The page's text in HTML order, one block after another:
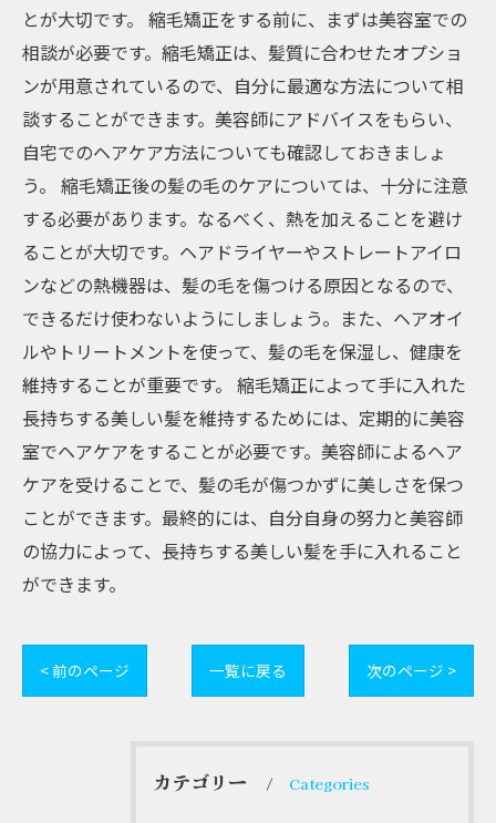
とが大切です。 縮毛矯正をする前に、まずは美容室での
相談が必要です。縮毛矯正は、髪質に合わせたオプショ
ンが用意されているので、自分に最適な方法について相
談することができます。美容師にアドバイスをもらい、
自宅でのヘアケア方法についても確認しておきましょ
う。 縮毛矯正後の髪の毛のケアについては、十分に注意
する必要があります。なるべく、熱を加えることを避け
ることが大切です。ヘアドライヤーやストレートアイロ
ンなどの熱機器は、髪の毛を傷つける原因となるので、
できるだけ使わないようにしましょう。また、ヘアオイ
ルやトリートメントを使って、髪の毛を保湿し、健康を
維持することが重要です。 縮毛矯正によって手に入れた
長持ちする美しい髪を維持するためには、定期的に美容
室でヘアケアをすることが必要です。美容師によるヘア
ケアを受けることで、髪の毛が傷つかずに美しさを保つ
ことができます。最終的には、自分自身の努力と美容師
の協力によって、長持ちする美しい髪を手に入れること
ができます。
< 前のページ 一覧に戻る 次のページ >
カテゴリー Categories